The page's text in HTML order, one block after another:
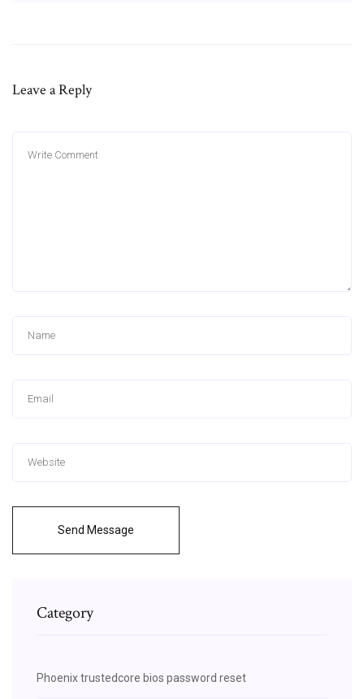
Leave a Reply
Send Message
Category
Phoenix trustedcore bios password reset